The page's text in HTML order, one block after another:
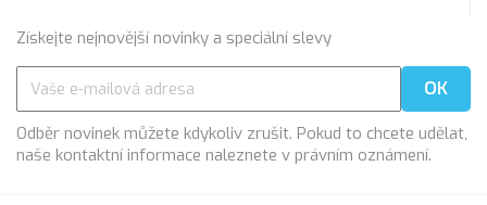
Získejte nejnovější novinky a speciální slevy
Odběr novinek můžete kdykoliv zrušit. Pokud to chcete udělat,
naše kontaktní informace naleznete v právním oznámení.